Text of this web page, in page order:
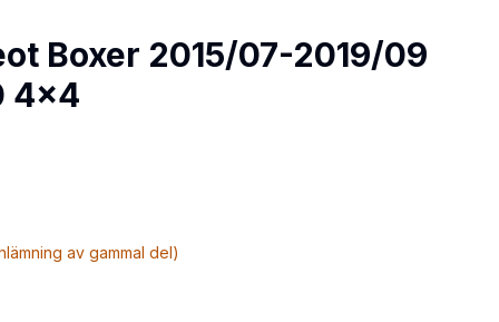
Boxer 2015/07-2019/09
4x4
av gammal del)